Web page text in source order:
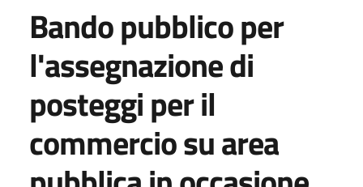
Bando pubblico per
l'assegnazione di
posteggi per il
commercio su area